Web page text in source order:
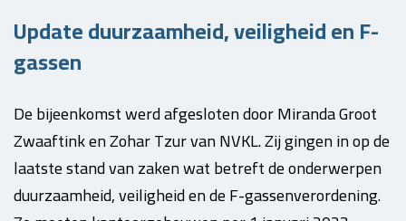
Update duurzaamheid, veiligheid en F-
gassen
De bijeenkomst werd afgesloten door Miranda Groot
Zwaaftink en Zohar Tzur van NVKL. Zij gingen in op de
laatste stand van zaken wat betreft de onderwerpen
duurzaamheid, veiligheid en de F-gassenverordening.